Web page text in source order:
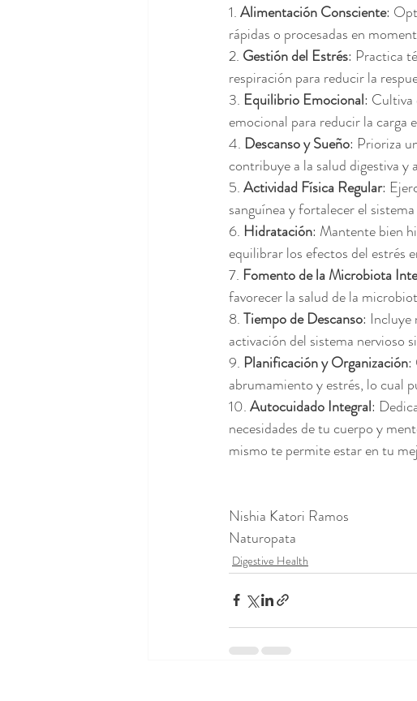
1. Alimentación Consciente:
rápidas o procesadas en
2. Gestión del Estrés: Practica
respiración para reducir la
3. Equilibrio Emocional: Cultiva
emocional para reducir la carga
4. Descanso y Sueño: Prioriza
contribuye a la salud digestiva y
5. Actividad Física Regular:
sanguínea y fortalecer el
6. Hidratación: Mantente bien
equilibrar los efectos del estrés
7. Fomento de la Microbiota
favorecer la salud de la
8. Tiempo de Descanso: Incluye
activación del sistema nervioso
9. Planificación y Organización:
abrumamiento y estrés, lo cual
10. Autocuidado Integral:
necesidades de tu cuerpo y
mismo te permite estar en tu
Nishia Katori Ramos
Naturopata
Digestive Health